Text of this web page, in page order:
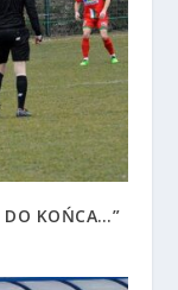
DO KOŃCA…”